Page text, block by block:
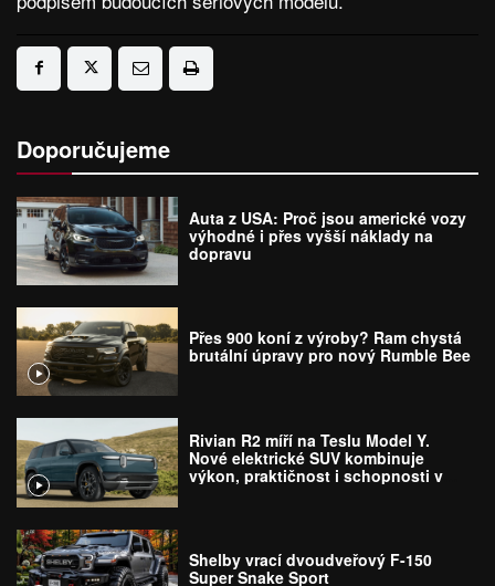
Doporučujeme
Auta z USA: Proč jsou americké vozy
výhodné i přes vyšší náklady na
dopravu
Přes 900 koní z výroby? Ram chystá
brutální úpravy pro nový Rumble Bee
Rivian R2 míří na Teslu Model Y.
Nové elektrické SUV kombinuje
výkon, praktičnost i schopnosti v
Shelby vrací dvoudveřový F-150
Super Snake Sport